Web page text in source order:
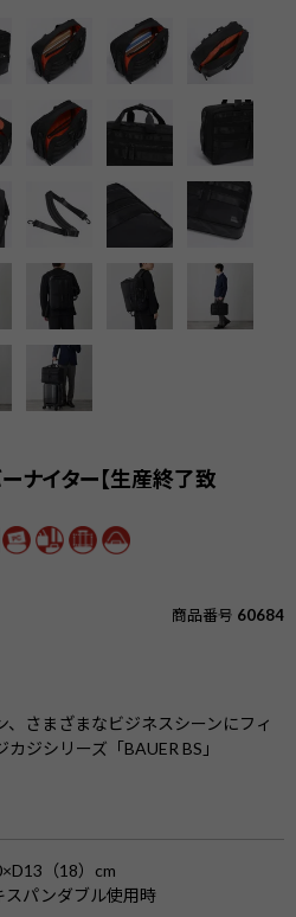
ナイター【生産終了致
商品番号 60684
さまざまなビジネスシーンにフィ
ジシリーズ「BAUER BS」
（18）cm
スパンダブル使用時